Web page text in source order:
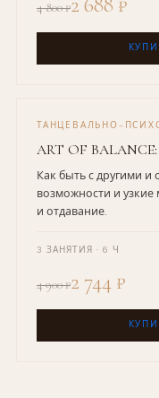
4 800 ₽
ТАНЦЕВАЛЬНО-
ART OF
Как быть с другими и
возможности и узкие
и отдавание.
3 ЗАНЯТИЯ · 6 Ч
4 900 ₽2 744 ₽